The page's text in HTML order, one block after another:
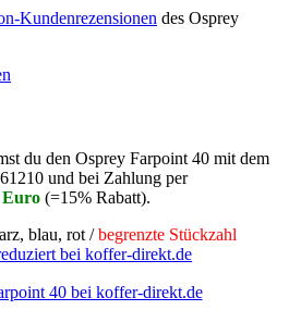
Kundenrezensionen des Osprey
du den Osprey Farpoint 40 mit dem
und bei Zahlung per
Euro (=15% Rabatt).
blau, rot /begrenzte Stückzahl
40 bei koffer-direkt.de